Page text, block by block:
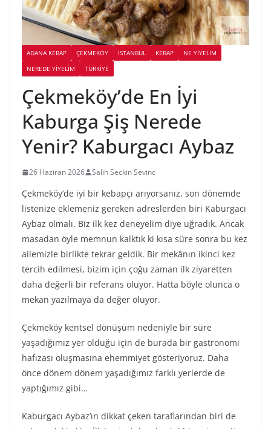
ADANA KEBAP ÇEKMEKÖY İSTANBUL KEBAP
NE YİYELİM
NEREDE YİYELİM
TÜRKIYE
Çekmeköy’de En İyi
Kaburga Şiş Nerede
Yenir? Kaburgacı Aybaz
26 Haziran 2026 Salih Seckin Sevinc
Çekmeköy’de iyi bir kebapçı arıyorsanız, son dönemde
listenize eklemeniz gereken adreslerden biri Kaburgacı
Aybaz olmalı. Biz ilk kez deneyelim diye uğradık. Ancak
masadan öyle memnun kalktık ki kısa süre sonra bu kez
ailemizle birlikte tekrar geldik. Bir mekânın ikinci kez
tercih edilmesi, bizim için çoğu zaman ilk ziyaretten
daha değerli bir referans oluyor. Hatta böyle olunca o
mekan yazılmaya da değer oluyor.
Çekmeköy kentsel dönüşüm nedeniyle bir süre
yaşadığımız yer olduğu için de burada bir gastronomi
hafızası oluşmasına ehemmiyet gösteriyoruz. Daha
önce dönem dönem yaşadığımız farklı yerlerde de
yaptığımız gibi…
Kaburgacı Aybaz’ın dikkat çeken taraflarından biri de